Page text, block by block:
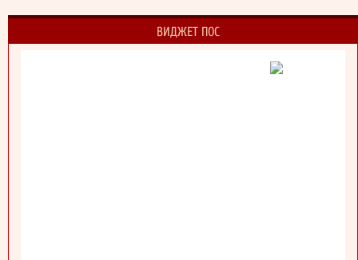
ВИДЖЕТ ПОС